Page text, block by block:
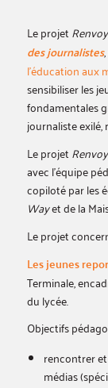
Le projet
des journalistes
l’éducation aux
sensibiliser les
fondamentales
journaliste exilé,
Le projet
avec l’équipe
copiloté par les
Wayet de la
Le projet
Les jeunes
Terminale,
du lycée.
Objectifs
rencontrer
médias